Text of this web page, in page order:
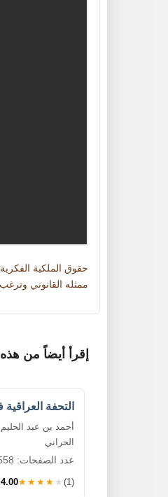
حقوق الملكية
ممثله القانوني
إقرأ أيضاً من
التحفة
أحمد بن عبد
الحراني
عدد الصفحات: 558
4.00★★★★★ (1)